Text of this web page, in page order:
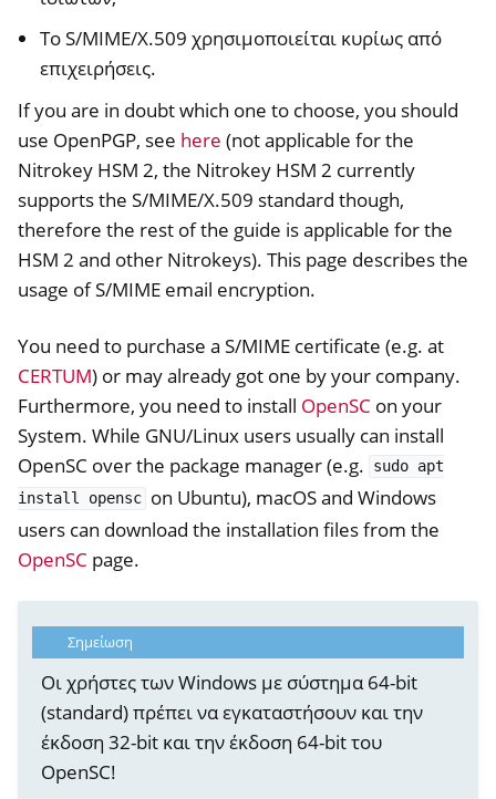
navigation of PIV (Windows only)
navigation of Ρύθμιση καρφιτσών
navigation of Nitrokey 3
navigation of Nitrokey Passkey
navigation of Nitrokey FIDO2
navigation of Nitrokey Pro 2
navigation of Nitrokey Start
navigation of Nitrokey Storage 2
navigation of NitroPad, NitroPC
navigation of NitroPhone, NitroTablet
Το S/MIME/X.509 χρησιμοποιείται κυρίως από
επιχειρήσεις.
If you are in doubt which one to choose, you should
use OpenPGP, see here (not applicable for the
Nitrokey HSM 2, the Nitrokey HSM 2 currently
supports the S/MIME/X.509 standard though,
therefore the rest of the guide is applicable for the
HSM 2 and other Nitrokeys). This page describes the
usage of S/MIME email encryption.
You need to purchase a S/MIME certificate (e.g. at
CERTUM) or may already got one by your company.
Furthermore, you need to install OpenSC on your
System. While GNU/Linux users usually can install
OpenSC over the package manager (e.g.
sudo apt
install
opensc on Ubuntu), macOS and Windows
users can download the installation files from the
OpenSC page.
Σημείωση
Οι χρήστες των Windows με σύστημα 64-bit
(standard) πρέπει να εγκαταστήσουν και την
έκδοση 32-bit και την έκδοση 64-bit του
OpenSC!